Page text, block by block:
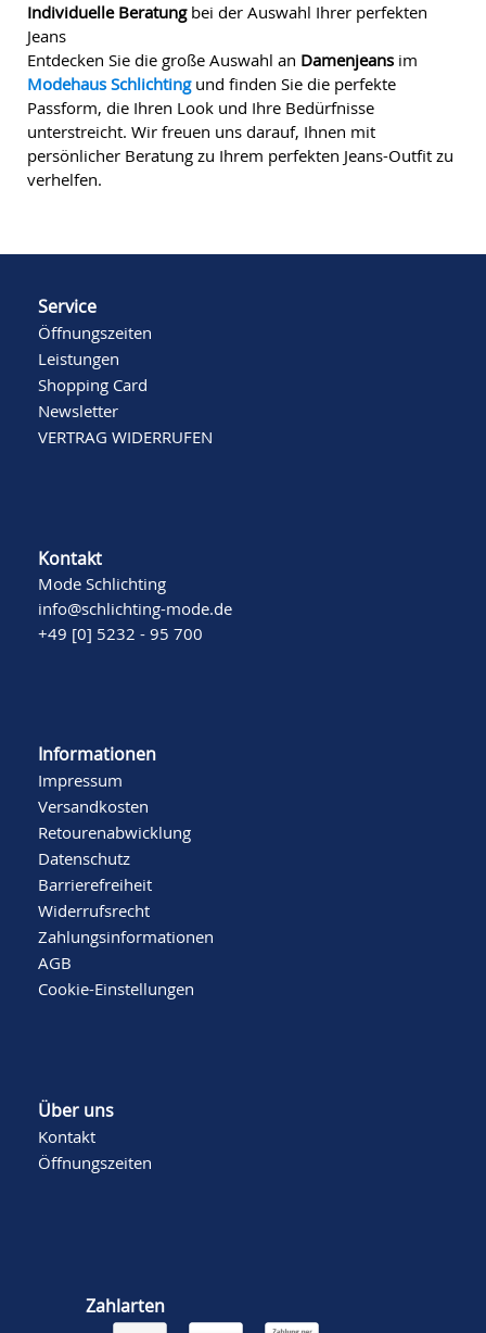
Individuelle Beratungbei der Auswahl Ihrer perfekten
Jeans
Entdecken Sie die große Auswahl an Damenjeans im
Modehaus Schlichtingund finden Sie die perfekte
Passform, die Ihren Look und Ihre Bedürfnisse
unterstreicht. Wir freuen uns darauf, Ihnen mit
persönlicher Beratung zu Ihrem perfekten Jeans-Outfit zu
verhelfen.
Service
Öffnungszeiten
Leistungen
Shopping Card
Newsletter
VERTRAG WIDERRUFEN
Kontakt
Mode Schlichting
info@schlichting-mode.de
+49 [0] 5232 - 95 700
Informationen
Impressum
Versandkosten
Retourenabwicklung
Datenschutz
Barrierefreiheit
Widerrufsrecht
Zahlungsinformationen
AGB
Cookie-Einstellungen
Über uns
Kontakt
Öffnungszeiten
Zahlarten